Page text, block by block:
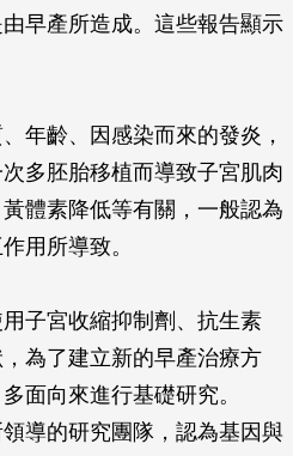
早產所造成。這些報告顯示
年齡、因感染而來的發炎，
多胚胎移植而導致子宮肌肉
體素降低等有關，一般認為
用所導致。
子宮收縮抑制劑、抗生素
為了建立新的早產治療方
面向來進行基礎研究。
導的研究團隊，認為基因與